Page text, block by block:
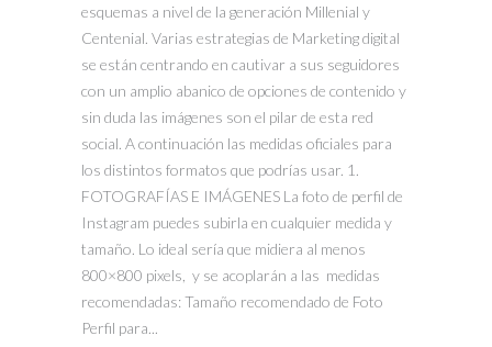
esquemas a nivel de la generación Millenial y
Centenial. Varias estrategias de Marketing digital
se están centrando en cautivar a sus seguidores
con un amplio abanico de opciones de contenido y
sin duda las imágenes son el pilar de esta red
social. A continuación las medidas oficiales para
los distintos formatos que podrías usar. 1.
FOTOGRAFÍAS E IMÁGENES La foto de perfil de
Instagram puedes subirla en cualquier medida y
tamaño. Lo ideal sería que midiera al menos
800×800 pixels, y se acoplarán a las medidas
recomendadas: Tamaño recomendado de Foto
Perfil para...